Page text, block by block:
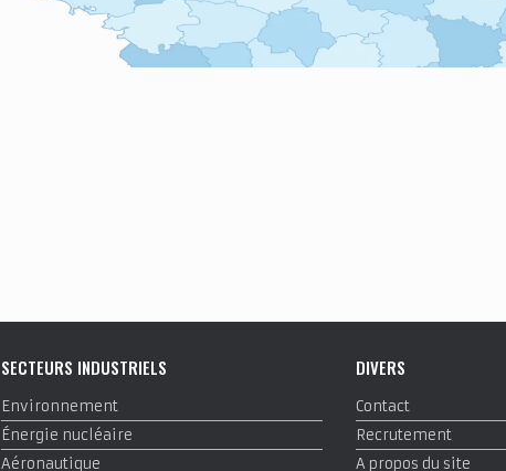
SECTEURS INDUSTRIELS
Environnement
Énergie nucléaire
Aéronautique
DIVERS
Contact
Recrutement
A propos du site